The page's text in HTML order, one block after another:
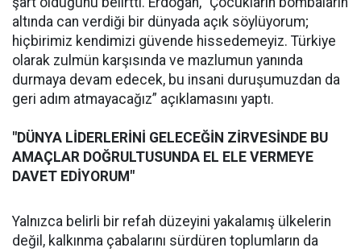
altında can verdiği bir dünyada açık söylüyorum;
hiçbirimiz kendimizi güvende hissedemeyiz. Türkiye
olarak zulmün karşısında ve mazlumun yanında
durmaya devam edecek, bu insani duruşumuzdan da
geri adım atmayacağız” açıklamasını yaptı.
"DÜNYA LİDERLERİNİ GELECEĞİN ZİRVESİNDE BU
AMAÇLAR DOĞRULTUSUNDA EL ELE VERMEYE
DAVET EDİYORUM"
Yalnızca belirli bir refah düzeyini yakalamış ülkelerin
değil, kalkınma çabalarını sürdüren toplumların da